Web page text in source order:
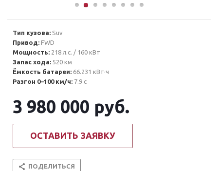
Тип кузова: Suv
Привод: FWD
Мощность: 218 л.с. / 160 кВт
Запас хода: 520 км
Ёмкость батареи: 66.231 кВт·ч
Разгон 0–100 км/ч: 7.9 с
3 980 000 руб.
ОСТАВИТЬ ЗАЯВКУ
ПОДЕЛИТЬСЯ